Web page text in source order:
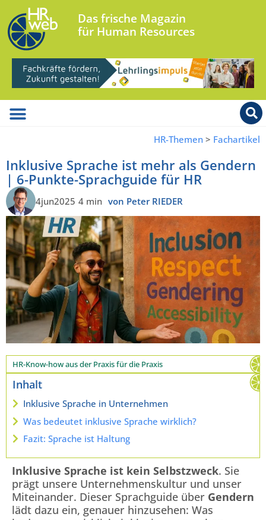
Das frische Magazin
für Human Resources
HR-Themen > Fachartikel
Inklusive Sprache ist mehr als Gendern
| 6-Punkte-Sprachguide für HR
4jun2025 4 min von Peter RIEDER
HR-Know-how aus der Praxis für die Praxis
Inhalt
Inklusive Sprache in Unternehmen
Was bedeutet inklusive Sprache wirklich?
Fazit: Sprache ist Haltung
Inklusive Sprache ist kein Selbstzweck. Sie
prägt unsere Unternehmenskultur und unser
Miteinander. Dieser Sprachguide über Gendern
lädt dazu ein, genauer hinzusehen: Was